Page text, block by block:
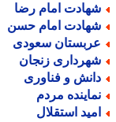
امام رضا
امام حسن
سعودی
زنجان
و فناوری
مردم
استقلال